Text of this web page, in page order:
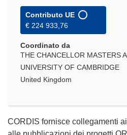
Contributo UE
€ 224 933,76
Coordinato da
THE CHANCELLOR MASTERS
UNIVERSITY OF CAMBRIDGE
United Kingdom
CORDIS fornisce collegamenti